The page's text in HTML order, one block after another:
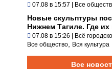
07.08 в 15:57 | Все
Новые скульптуры
Нижнем Тагиле. Где их
07.08 в 15:26 | Всё
Все общество Вся культура
Все